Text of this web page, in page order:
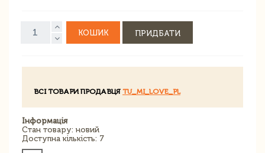
КОШИК ПРИДБАТИ
ВСІ ТОВАРИ ПРОДАВЦЯ TU_MI_LOVE_PL
Інформація
Стан товару: новий
Доступна кількість: 7